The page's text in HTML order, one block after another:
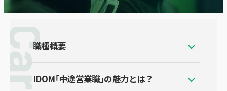
職種概要
IDOM「中途営業職」の魅力とは？